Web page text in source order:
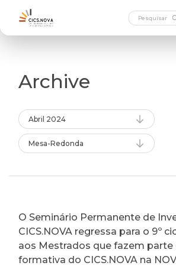
Archive
Abril 2024
Mesa-Redonda
O Seminário Permanente de
CICS.NOVA regressa para o 9º
aos Mestrados que fazem parte
formativa do CICS.NOVA na